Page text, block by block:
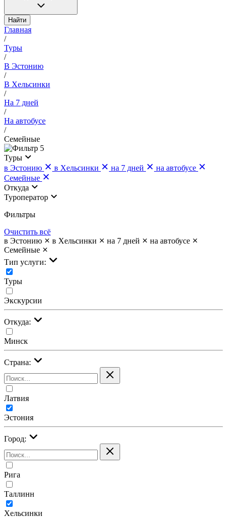
Найти
Главная
/
Туры
/
В Эстонию
/
В Хельсинки
/
На 7 дней
/
На автобусе
/
Семейные
5
Туры
в Эстонию
в Хельсинки на 7 дней
на автобусе
Семейные
Откуда
Туроператор
Фильтры
Очистить всё
в Эстонию
в Хельсинки на 7 дней
на автобусе
Семейные
Тип услуги:
Туры
Экскурсии
Откуда:
Минск
Страна:
Латвия
Эстония
Город:
Рига
Таллинн
Хельсинки